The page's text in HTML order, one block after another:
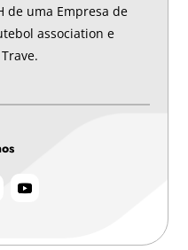
de uma Empresa de
association e